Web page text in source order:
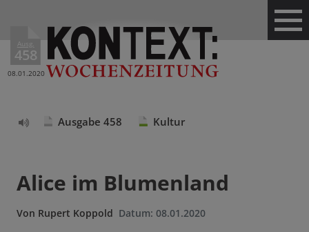
Ausg.
458
08.01.2020
Ausgabe 458 Kultur
Alice im Blumenland
Von Rupert Koppold Datum: 08.01.2020